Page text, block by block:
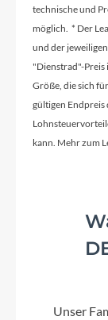
technische und
möglich. * Der
und der
"Dienstrad"-
Größe, die sich
gültigen Endpreis
kann. Mehr zum
Unser